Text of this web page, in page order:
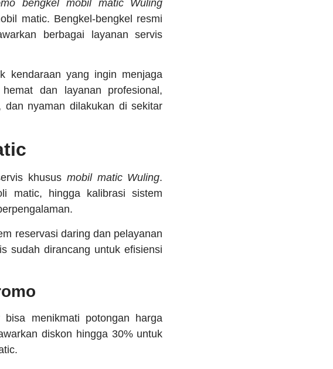
bengkel mobil matic Wuling
matic. Bengkel-bengkel resmi
berbagai layanan servis
kendaraan yang ingin menjaga
dan layanan profesional,
nyaman dilakukan di sekitar
khusus mobil matic Wuling.
matic, hingga kalibrasi sistem
reservasi daring dan pelayanan
sudah dirancang untuk efisiensi
bisa menikmati potongan harga
diskon hingga 30% untuk